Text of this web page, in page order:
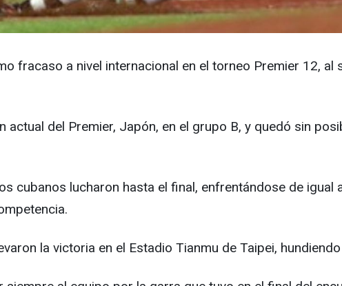
fracaso a nivel internacional en el torneo Premier 12,
del Premier, Japón, en el grupo B, y quedó sin
cubanos lucharon hasta el final, enfrentándose de igual
la victoria en el Estadio Tianmu de Taipei,